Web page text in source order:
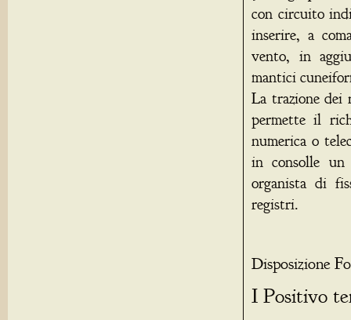
con circuito
inserire, a
vento, in
mantici
La trazione dei
permette il
numerica o
in consolle un
organista di
registri.
Disposizione
I Positivo